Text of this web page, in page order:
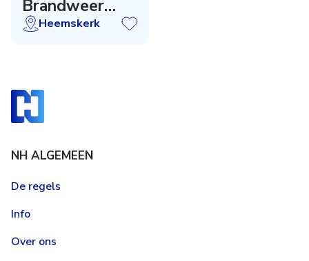
Brandweer
Heemskerk
Heemskerk
NH ALGEMEEN
De regels
Info
Over ons